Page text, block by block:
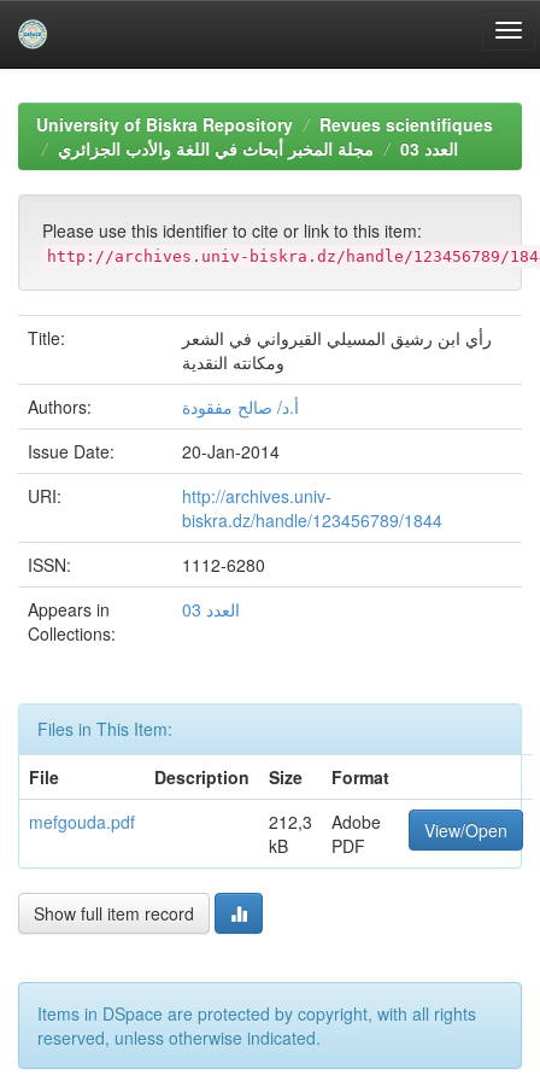
navigationUniversity of Biskra Repository
Revues scientifiques
مجلة المخبر أبحاث في اللغة والأدب الجزائري
العدد 03
Please use this identifier to cite or link to this item:
http://archives.univ-biskra.dz/handle/123456789/
Title:
رأي ابن رشيق المسيلي القيرواني في الشعر
ومكانته النقدية
Authors:
أ.د/ صالح مفقودة
Issue Date:
20-Jan-2014
URI:
http://archives.univ-
biskra.dz/handle/123456789/1844
ISSN:
1112-6280
Appears in
Collections:
العدد 03
Files in This Item:
File
Description Size
Format
mefgouda.pdf
212,3
kB
Adobe
PDF
View/Open
Show full item record
Items in DSpace are protected by copyright, with all rights
reserved, unless otherwise indicated.